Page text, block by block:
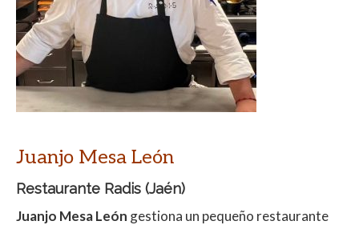
Juanjo Mesa León
Restaurante Radis (Jaén)
Juanjo Mesa León gestiona un pequeño restaurante